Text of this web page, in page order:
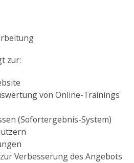
zur:
von Online-Trainings
(Sofortergebnis-System)
Verbesserung des Angebots